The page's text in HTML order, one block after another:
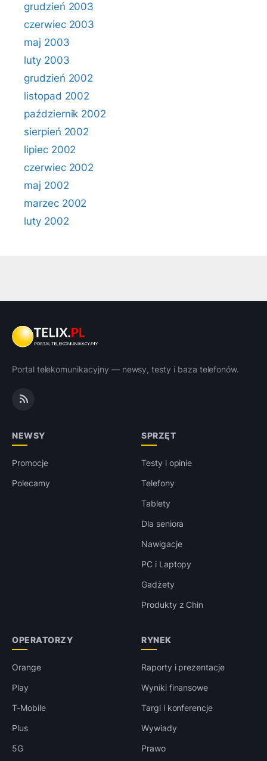
grudzień 2003
czerwiec 2003
maj 2003
luty 2003
grudzień 2002
listopad 2002
październik 2002
sierpień 2002
lipiec 2002
czerwiec 2002
maj 2002
marzec 2002
luty 2002
Portal telekomunikacyjny — newsy, testy i baza telefonów.
NEWSY
Promocje
Polecamy
SPRZĘT
Testy i opinie
Telefony
Tablety
Dla seniora
Nawigacje
PC i Laptopy
Gadżety
Produkty z Chin
OPERATORZY
Orange
Play
T-Mobile
Plus
5G
RYNEK
Raporty i prezentacje
Wyniki finansowe
Targi i konferencje
Wywiady
Prawo